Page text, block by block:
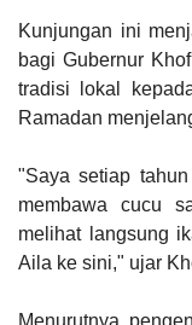
Kunjungan ini
bagi Gubernur
tradisi lokal
Ramadan
"Saya setiap
membawa cucu
melihat langsung
Aila ke sini," ujar
Menurutnya,